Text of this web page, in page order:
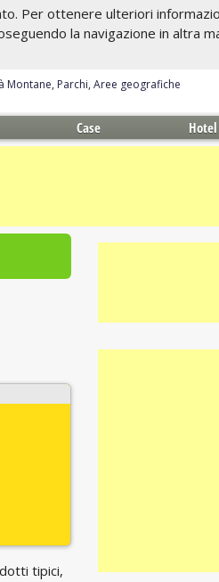
Per ottenere ulteriori
la navigazione in altra
Montane, Parchi, Aree geografiche
Case Hotel
tipici,